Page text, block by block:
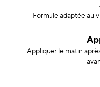
Formule adaptée au
Appliquer le matin